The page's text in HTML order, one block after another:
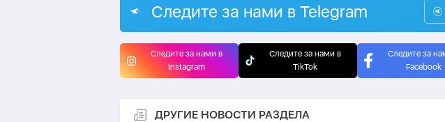
Следите за нами в Telegram
Следите за нами в
Instagram
Следите за нами в
TikTok
Следите за
Facebook
ДРУГИЕ НОВОСТИ РАЗДЕЛА